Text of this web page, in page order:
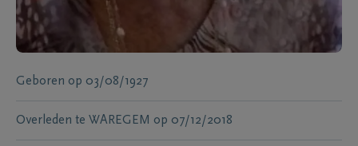
Geboren op 03/08/1927
Overleden te WAREGEM op 07/12/2018